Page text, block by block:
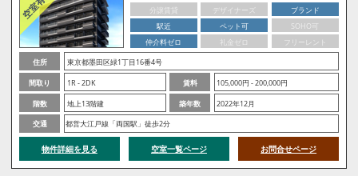
分譲賃貸
デザイナーズ
ブランド
駅近
ペット可
SOHO可
仲介料ゼロ
礼金ゼロ
フリーレント
住所
東京都墨田区緑1丁目16番4号
間取り
1R - 2DK 賃料
105,000円 - 200,000円
階数
地上13階建 築年数
2022年12月
交通
都営大江戸線「両国駅」徒歩2分
物件詳細を見る 空室一覧ページ お問合せページ